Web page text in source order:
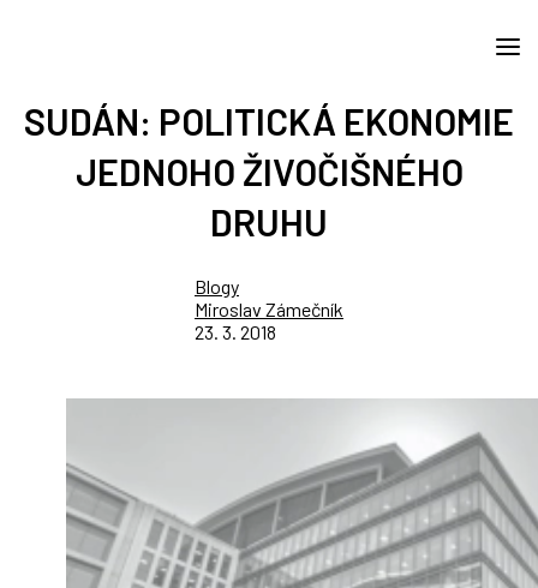
SUDÁN: POLITICKÁ EKONOMIE
JEDNOHO ŽIVOČIŠNÉHO
DRUHU
Blogy
Miroslav Zámečník
23. 3. 2018